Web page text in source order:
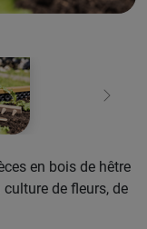
en bois de hêtre
de fleurs, de